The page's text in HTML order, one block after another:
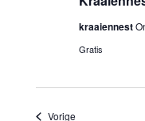
kraaiennest
Gratis
VorigeEvenementen